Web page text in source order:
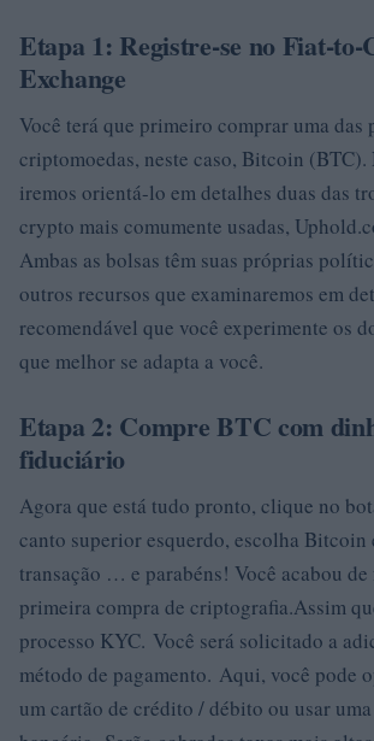
Etapa 1: Registre-se no Fiat-
Exchange
Você terá que primeiro comprar uma das
criptomoedas, neste caso, Bitcoin (BTC).
iremos orientá-lo em detalhes duas das
crypto mais comumente usadas,
Ambas as bolsas têm suas próprias
outros recursos que examinaremos em
recomendável que você experimente os
que melhor se adapta a você.
Etapa 2: Compre BTC com
fiduciário
Agora que está tudo pronto, clique no
canto superior esquerdo, escolha Bitcoin
transação … e parabéns! Você acabou de
primeira compra de criptografia.Assim
processo KYC. Você será solicitado a
método de pagamento. Aqui, você pode
um cartão de crédito / débito ou usar